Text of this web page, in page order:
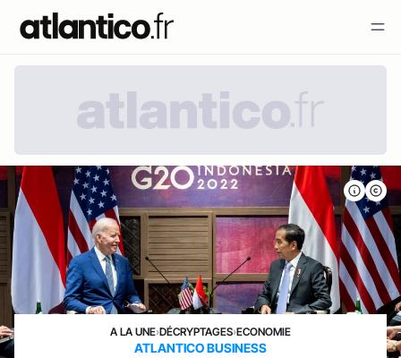
A LA UNE›DÉCRYPTAGES›ECONOMIE
ATLANTICO BUSINESS